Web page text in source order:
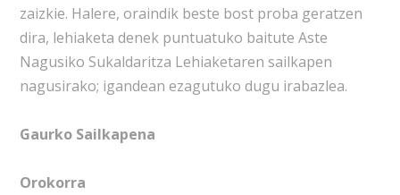
zaizkie. Halere, oraindik beste bost proba geratzen
dira, lehiaketa denek puntuatuko baitute Aste
Nagusiko Sukaldaritza Lehiaketaren sailkapen
nagusirako; igandean ezagutuko dugu irabazlea.
Gaurko Sailkapena
Orokorra